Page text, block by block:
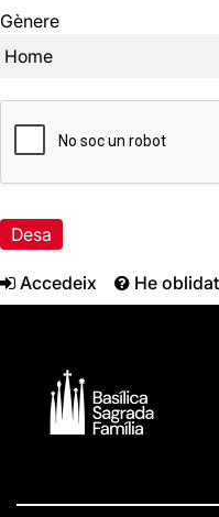
Gènere
Desa
Accedeix He